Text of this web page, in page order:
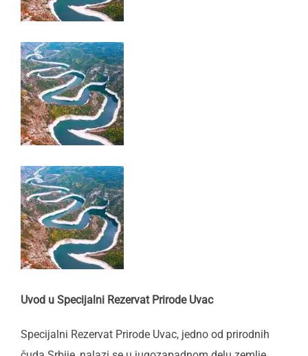
Uvod u Specijalni Rezervat Prirode Uvac
Specijalni Rezervat Prirode Uvac, jedno od prirodnih